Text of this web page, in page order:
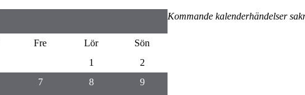
Kommande kalenderhändelser
Fre Lör
Sön
1
2
7 8
9